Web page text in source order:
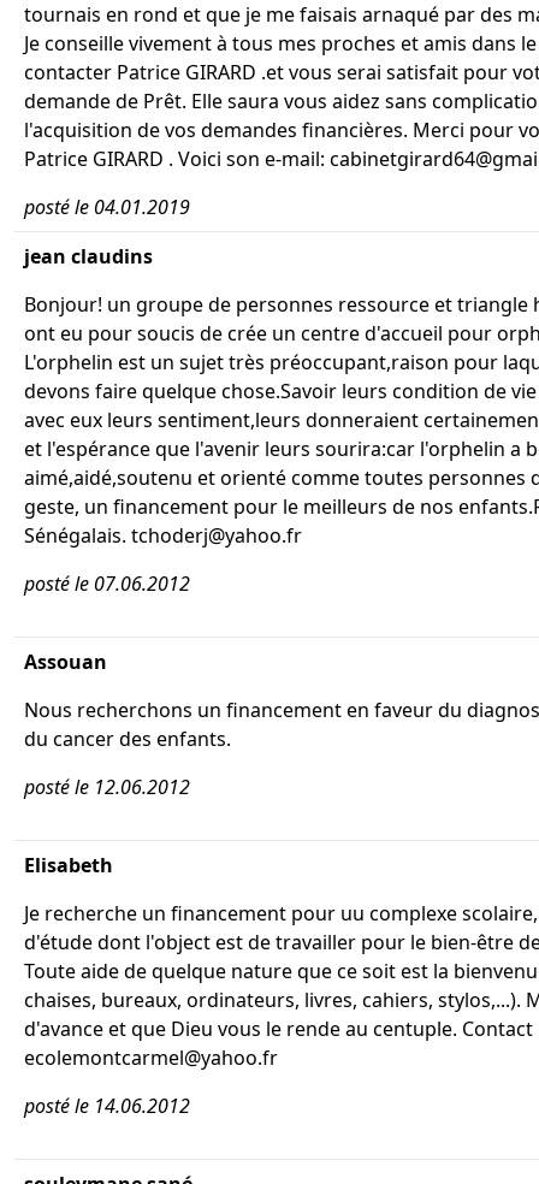
tournais en rond et que je me faisais arnaqué par des
Je conseille vivement à tous mes proches et amis dans
contacter Patrice GIRARD .et vous serai satisfait pour
demande de Prêt. Elle saura vous aidez sans
l'acquisition de vos demandes financières. Merci pour
Patrice GIRARD . Voici son e-mail:
posté le 04.01.2019
jean claudins
Bonjour! un groupe de personnes ressource et triangle
ont eu pour soucis de crée un centre d'accueil pour
L'orphelin est un sujet très préoccupant,raison pour
devons faire quelque chose.Savoir leurs condition de
avec eux leurs sentiment,leurs donneraient
et l'espérance que l'avenir leurs sourira:car l'orphelin a
aimé,aidé,soutenu et orienté comme toutes personnes
geste, un financement pour le meilleurs de nos
Sénégalais. tchoderj@yahoo.fr
posté le 07.06.2012
Assouan
Nous recherchons un financement en faveur du
du cancer des enfants.
posté le 12.06.2012
Elisabeth
Je recherche un financement pour uu complexe
d'étude dont l'object est de travailler pour le bien-être
Toute aide de quelque nature que ce soit est la
chaises, bureaux, ordinateurs, livres, cahiers, stylos,...).
d'avance et que Dieu vous le rende au centuple. Contact
ecolemontcarmel@yahoo.fr
posté le 14.06.2012